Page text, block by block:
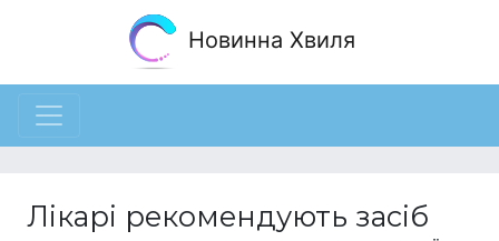
Новинна Хвиля
Лікарі рекомендують засіб